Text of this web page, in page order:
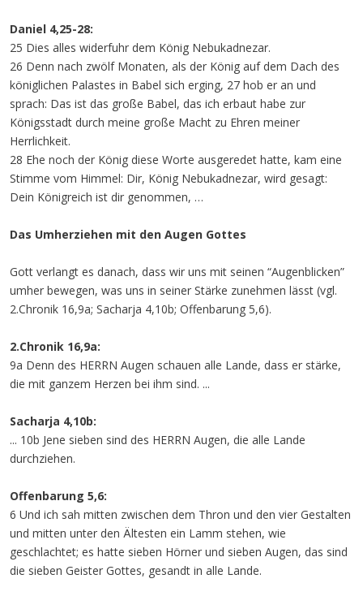
Daniel 4,25-28:
25 Dies alles widerfuhr dem König Nebukadnezar.
26 Denn nach zwölf Monaten, als der König auf dem Dach des
königlichen Palastes in Babel sich erging, 27 hob er an und
sprach: Das ist das große Babel, das ich erbaut habe zur
Königsstadt durch meine große Macht zu Ehren meiner
Herrlichkeit.
28 Ehe noch der König diese Worte ausgeredet hatte, kam eine
Stimme vom Himmel: Dir, König Nebukadnezar, wird gesagt:
Dein Königreich ist dir genommen, …
Das Umherziehen mit den Augen Gottes
Gott verlangt es danach, dass wir uns mit seinen “Augenblicken”
umher bewegen, was uns in seiner Stärke zunehmen lässt (vgl.
2.Chronik 16,9a; Sacharja 4,10b; Offenbarung 5,6).
2.Chronik 16,9a:
9a Denn des HERRN Augen schauen alle Lande, dass er stärke,
die mit ganzem Herzen bei ihm sind. ...
Sacharja 4,10b:
... 10b Jene sieben sind des HERRN Augen, die alle Lande
durchziehen.
Offenbarung 5,6:
6 Und ich sah mitten zwischen dem Thron und den vier Gestalten
und mitten unter den Ältesten ein Lamm stehen, wie
geschlachtet; es hatte sieben Hörner und sieben Augen, das sind
die sieben Geister Gottes, gesandt in alle Lande.